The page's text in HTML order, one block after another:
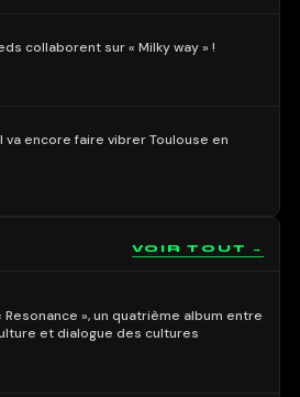
collaborent sur « Milky way » !
va encore faire vibrer Toulouse en
VOIR TOUT →
Resonance », un quatrième album entre
et dialogue des cultures